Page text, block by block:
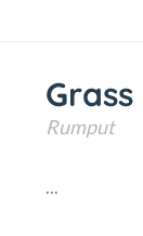
Rumput
...